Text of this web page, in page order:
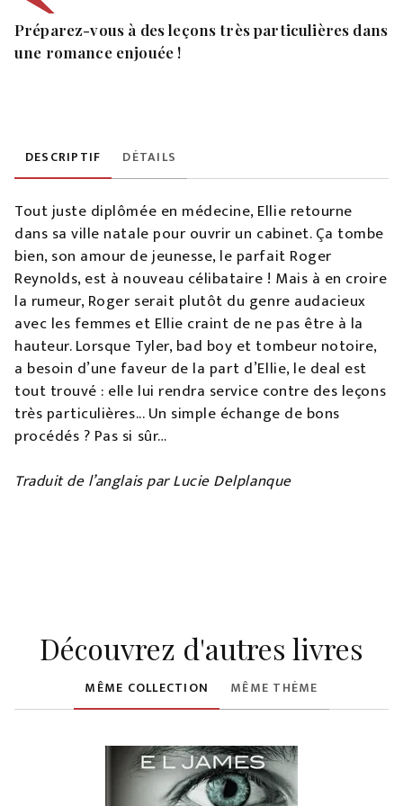
Préparez-vous à des leçons très particulières dans
une romance enjouée !
DESCRIPTIF DÉTAILS
Tout juste diplômée en médecine, Ellie retourne
dans sa ville natale pour ouvrir un cabinet. Ça tombe
bien, son amour de jeunesse, le parfait Roger
Reynolds, est à nouveau célibataire ! Mais à en croire
la rumeur, Roger serait plutôt du genre audacieux
avec les femmes et Ellie craint de ne pas être à la
hauteur. Lorsque Tyler, bad boy et tombeur notoire,
a besoin d’une faveur de la part d’Ellie, le deal est
tout trouvé : elle lui rendra service contre des leçons
très particulières... Un simple échange de bons
procédés ? Pas si sûr…
Traduit de l’anglais par Lucie Delplanque
Découvrez d'autres livres
MÊME COLLECTION MÊME THÈME